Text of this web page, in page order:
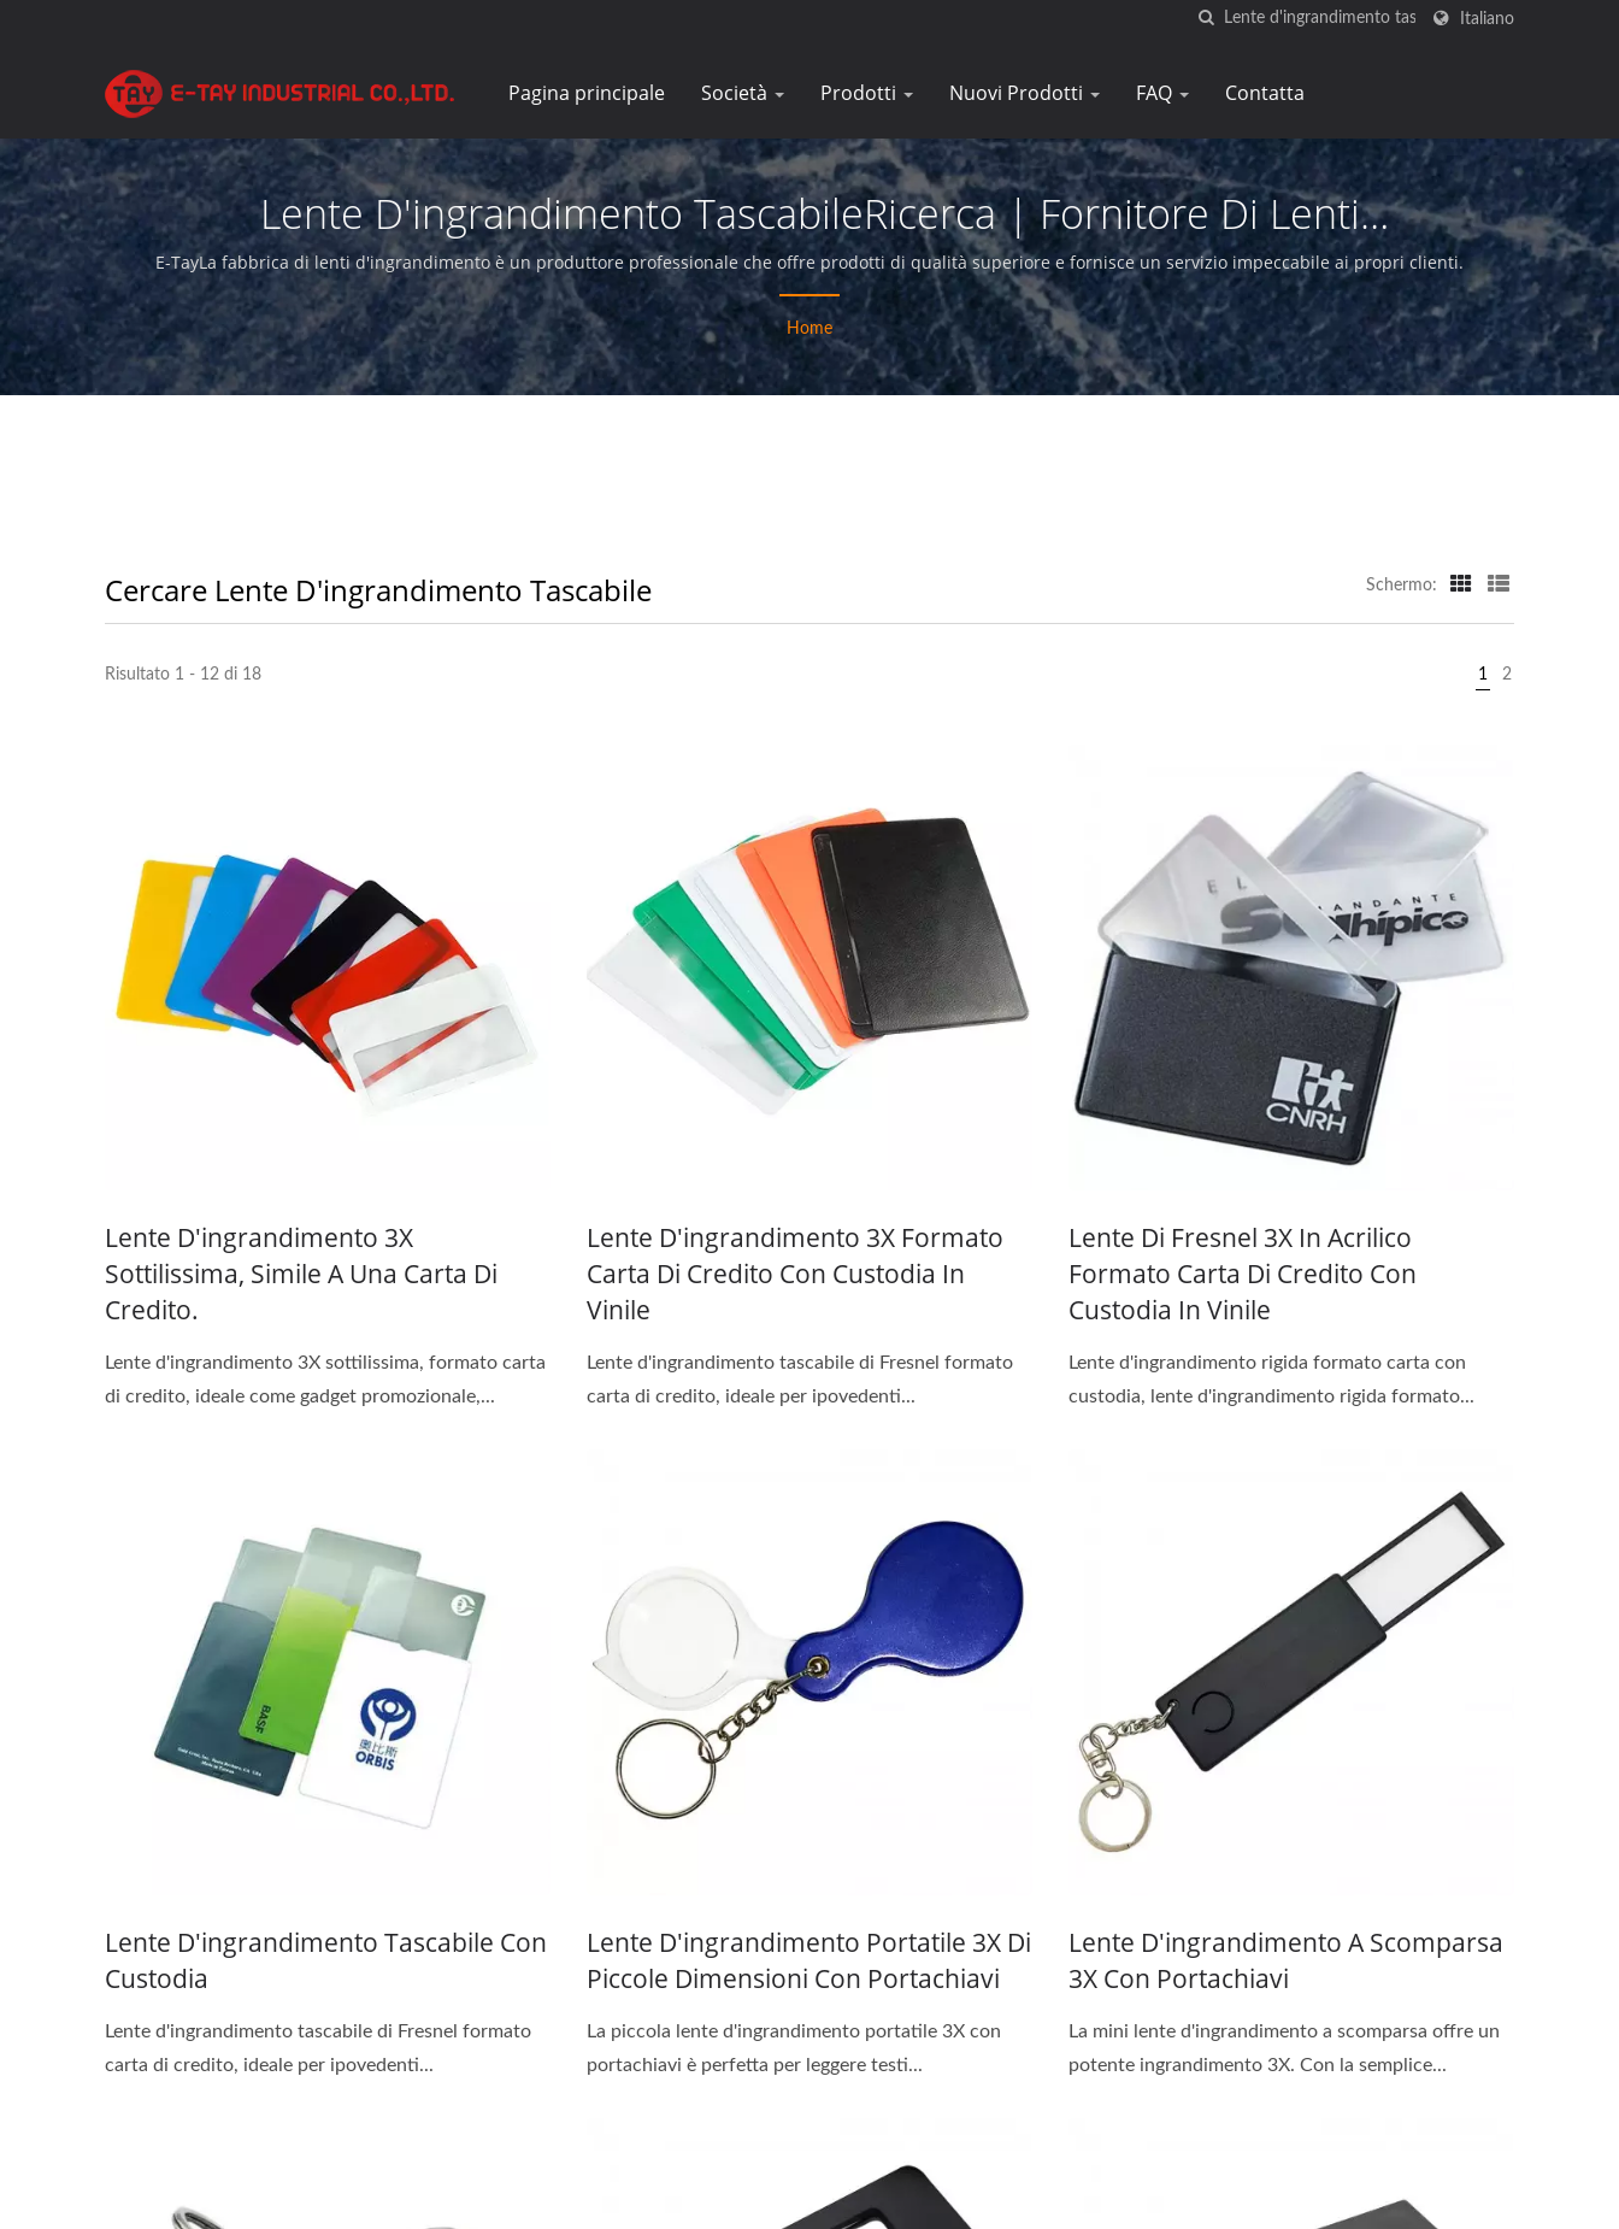
Italiano
Pagina principale Società Prodotti Nuovi Prodotti FAQ Contatta
Lente D'ingrandimento TascabileRicerca | Fornitore Di Lenti
D'ingrandimento Industriali |E-Tay
E-TayLa fabbrica di lenti d'ingrandimento è un produttore professionale che offre prodotti di qualità superiore e fornisce un servizio impeccabile ai propri clienti.
Home
Cercare Lente D'ingrandimento Tascabile Schermo:
Risultato 1 - 12 di 18 1 2
Lente D'ingrandimento 3X
Sottilissima, Simile A Una Carta Di
Credito.
Lente d'ingrandimento 3X sottilissima, formato carta
di credito, ideale come gadget promozionale,...
Lente D'ingrandimento 3X Formato
Carta Di Credito Con Custodia In
Vinile
Lente d'ingrandimento tascabile di Fresnel formato
carta di credito, ideale per ipovedenti...
Lente Di Fresnel 3X In Acrilico
Formato Carta Di Credito Con
Custodia In Vinile
Lente d'ingrandimento rigida formato carta con
custodia, lente d'ingrandimento rigida formato...
Lente D'ingrandimento Tascabile Con
Custodia
Lente d'ingrandimento tascabile di Fresnel formato
carta di credito, ideale per ipovedenti...
Lente D'ingrandimento Portatile 3X Di
Piccole Dimensioni Con Portachiavi
La piccola lente d'ingrandimento portatile 3X con
portachiavi è perfetta per leggere testi...
Lente D'ingrandimento A Scomparsa
3X Con Portachiavi
La mini lente d'ingrandimento a scomparsa offre un
potente ingrandimento 3X. Con la semplice...